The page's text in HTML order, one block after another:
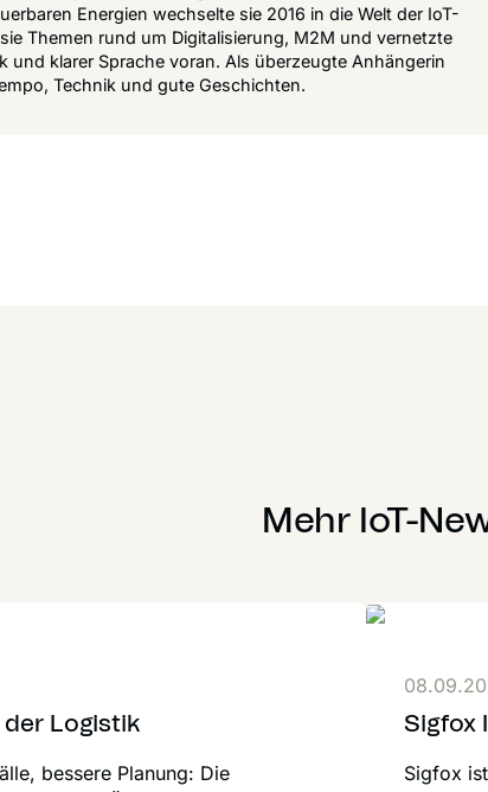
Energien wechselte sie 2016 in die Welt der IoT-
Themen rund um Digitalisierung, M2M und vernetzte
und klarer Sprache voran. Als überzeugte Anhängerin
Technik und gute Geschichten.
Mehr IoT-
der Logistik
bessere Planung: Die
Sigfox
Sigfox